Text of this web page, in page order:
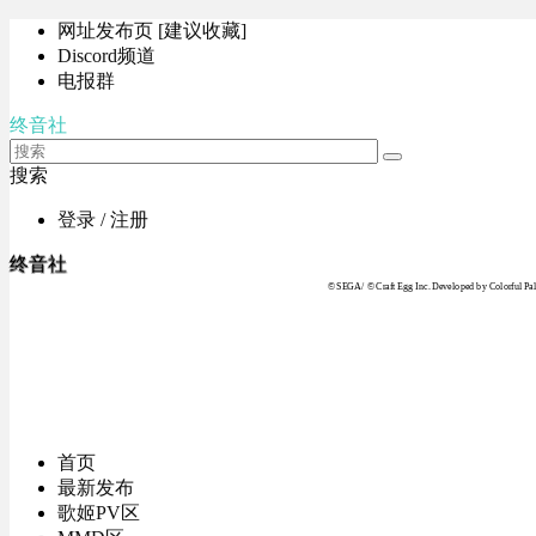
网址发布页 [建议收藏]
Discord频道
电报群
终音社
搜索
登录 / 注册
终音社
© SEGA / © Craft Egg Inc. Developed by Colorful
首页
最新发布
歌姬PV区